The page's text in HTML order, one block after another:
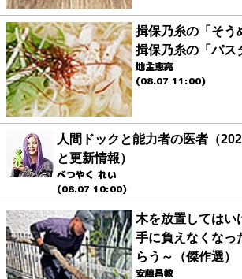
揖保乃糸の「そう
揖保乃糸の「パス
地主恵亮
(08.07 11:00)
人間ドックと能力者の医者（
と更新情報）
べつやく れい
(08.07 10:00)
木を放置してはい
手に負えなくなっ
らう～（傑作選）
安藤昌教